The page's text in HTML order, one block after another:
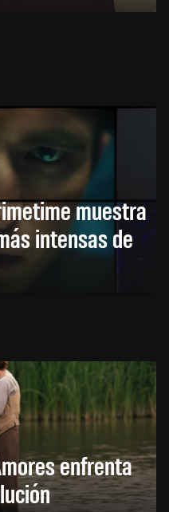
muestra
intensas de
enfrenta